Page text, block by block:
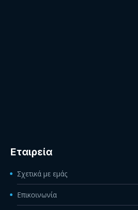
Εταιρεία
Σχετικά με εμάς
Επικοινωνία